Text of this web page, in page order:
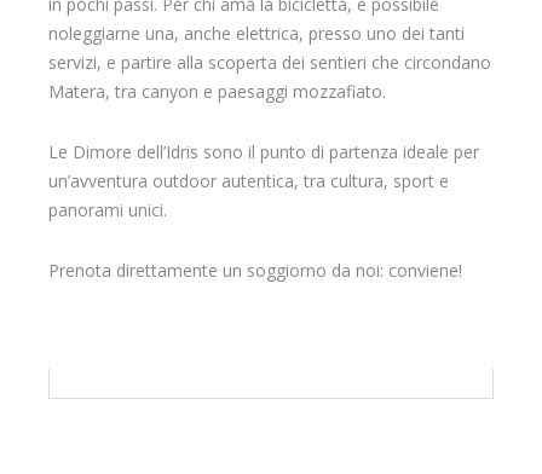
in pochi passi. Per chi ama la bicicletta, è possibile
noleggiarne una, anche elettrica, presso uno dei tanti
servizi, e partire alla scoperta dei sentieri che circondano
Matera, tra canyon e paesaggi mozzafiato.
Le Dimore dell’Idris sono il punto di partenza ideale per
un’avventura outdoor autentica, tra cultura, sport e
panorami unici.
Prenota direttamente un soggiorno da noi: conviene!